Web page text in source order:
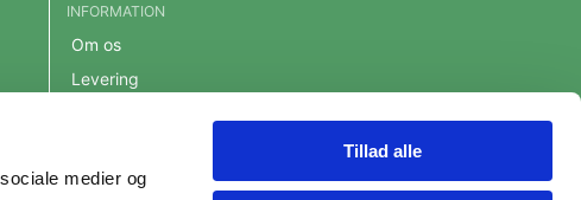
medier og
Tillad alle
INFORMATION
Om os
Levering
Persondatapolitik